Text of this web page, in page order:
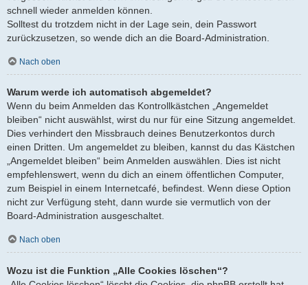
schnell wieder anmelden können.
Solltest du trotzdem nicht in der Lage sein, dein Passwort
zurückzusetzen, so wende dich an die Board-Administration.
Nach oben
Warum werde ich automatisch abgemeldet?
Wenn du beim Anmelden das Kontrollkästchen „Angemeldet
bleiben“ nicht auswählst, wirst du nur für eine Sitzung angemeldet.
Dies verhindert den Missbrauch deines Benutzerkontos durch
einen Dritten. Um angemeldet zu bleiben, kannst du das Kästchen
„Angemeldet bleiben“ beim Anmelden auswählen. Dies ist nicht
empfehlenswert, wenn du dich an einem öffentlichen Computer,
zum Beispiel in einem Internetcafé, befindest. Wenn diese Option
nicht zur Verfügung steht, dann wurde sie vermutlich von der
Board-Administration ausgeschaltet.
Nach oben
Wozu ist die Funktion „Alle Cookies löschen“?